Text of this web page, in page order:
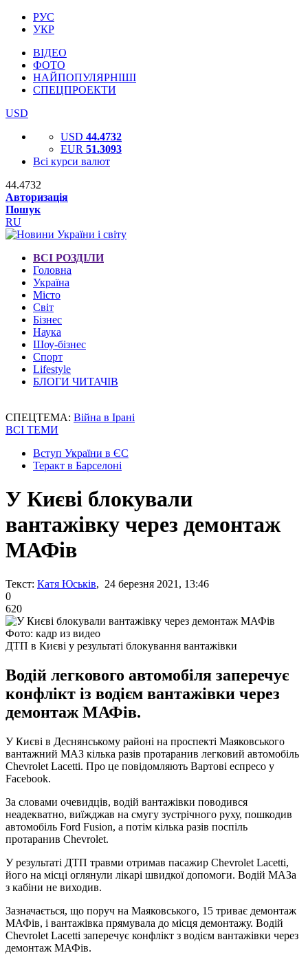
РУС
УКР
ВІДЕО
ФОТО
НАЙПОПУЛЯРНІШІ
СПЕЦПРОЕКТИ
USD
USD 44.4732
EUR 51.3093
Всі курси валют
44.4732
Авторизація
Пошук
RU
ВСІ РОЗДІЛИ
Головна
Україна
Місто
Світ
Бізнес
Наука
Шоу-бізнес
Спорт
Lifestyle
БЛОГИ ЧИТАЧІВ
СПЕЦТЕМА: Війна в Ірані
ВСІ ТЕМИ
Вступ України в ЄС
Теракт в Барселоні
У Києві блокували
вантажівку через демонтаж
МАФів
Текст: Катя Юськів, 24 березня 2021, 13:46
0
620
Фото: кадр из видео
ДТП в Києві у результаті блокування вантажівки
Водій легкового автомобіля заперечує
конфлікт із водієм вантажівки через
демонтаж МАФів.
У Києві в Деснянському районі на проспекті Маяковського
вантажний МАЗ кілька разів протаранив легковий автомобіль
Chevrolet Lacetti. Про це повідомляють Вартові еспресо у
Facebook.
За словами очевидців, водій вантажівки поводився
неадекватно, виїжджав на смугу зустрічного руху, пошкодив
автомобіль Ford Fusion, а потім кілька разів поспіль
протаранив Chevrolet.
У результаті ДТП травми отримав пасажир Chevrolet Lacetti,
його на місці оглянули лікарі швидкої допомоги. Водій МАЗа
з кабіни не виходив.
Зазначається, що поруч на Маяковського, 15 триває демонтаж
МАФів, і вантажівка прямувала до місця демонтажу. Водій
Chevrolet Lacetti заперечує конфлікт з водієм вантажівки через
демонтаж МАФів.